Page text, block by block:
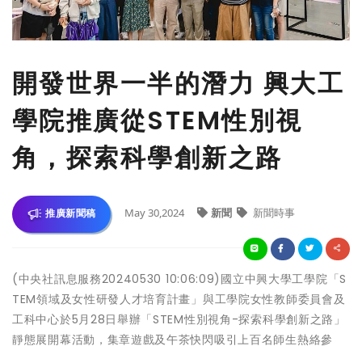
開發世界一半的潛力 興大工
學院推廣從STEM性別視
角，探索科學創新之路
推廣新聞稿 May 30,2024 新聞 新聞時事
(中央社訊息服務20240530 10:06:09)國立中興大學工學院「S
TEM領域及女性研發人才培育計畫」與工學院女性教師委員會及
工科中心於5月28日舉辦「STEM性別視角-探索科學創新之路」
靜態展開幕活動，集章遊戲及午茶快閃吸引上百名師生熱絡參